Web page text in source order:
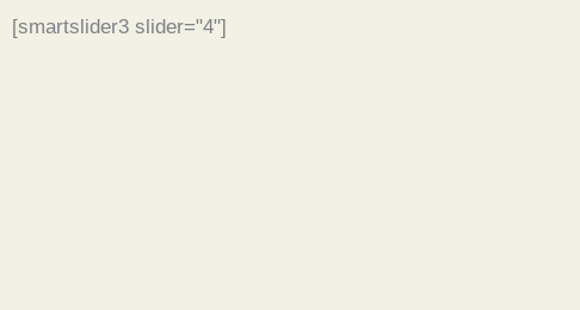
[smartslider3 slider="4"]